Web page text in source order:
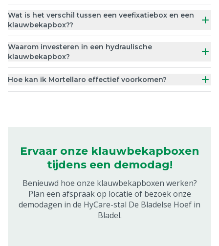
Wat is het verschil tussen een veefixatiebox en een
klauwbekapbox??
Waarom investeren in een hydraulische
klauwbekapbox?
Hoe kan ik Mortellaro effectief voorkomen?
Ervaar onze klauwbekapboxen
tijdens een demodag!
Benieuwd hoe onze klauwbekapboxen werken?
Plan een afspraak op locatie of bezoek onze
demodagen in de HyCare-stal De Bladelse Hoef in
Bladel.